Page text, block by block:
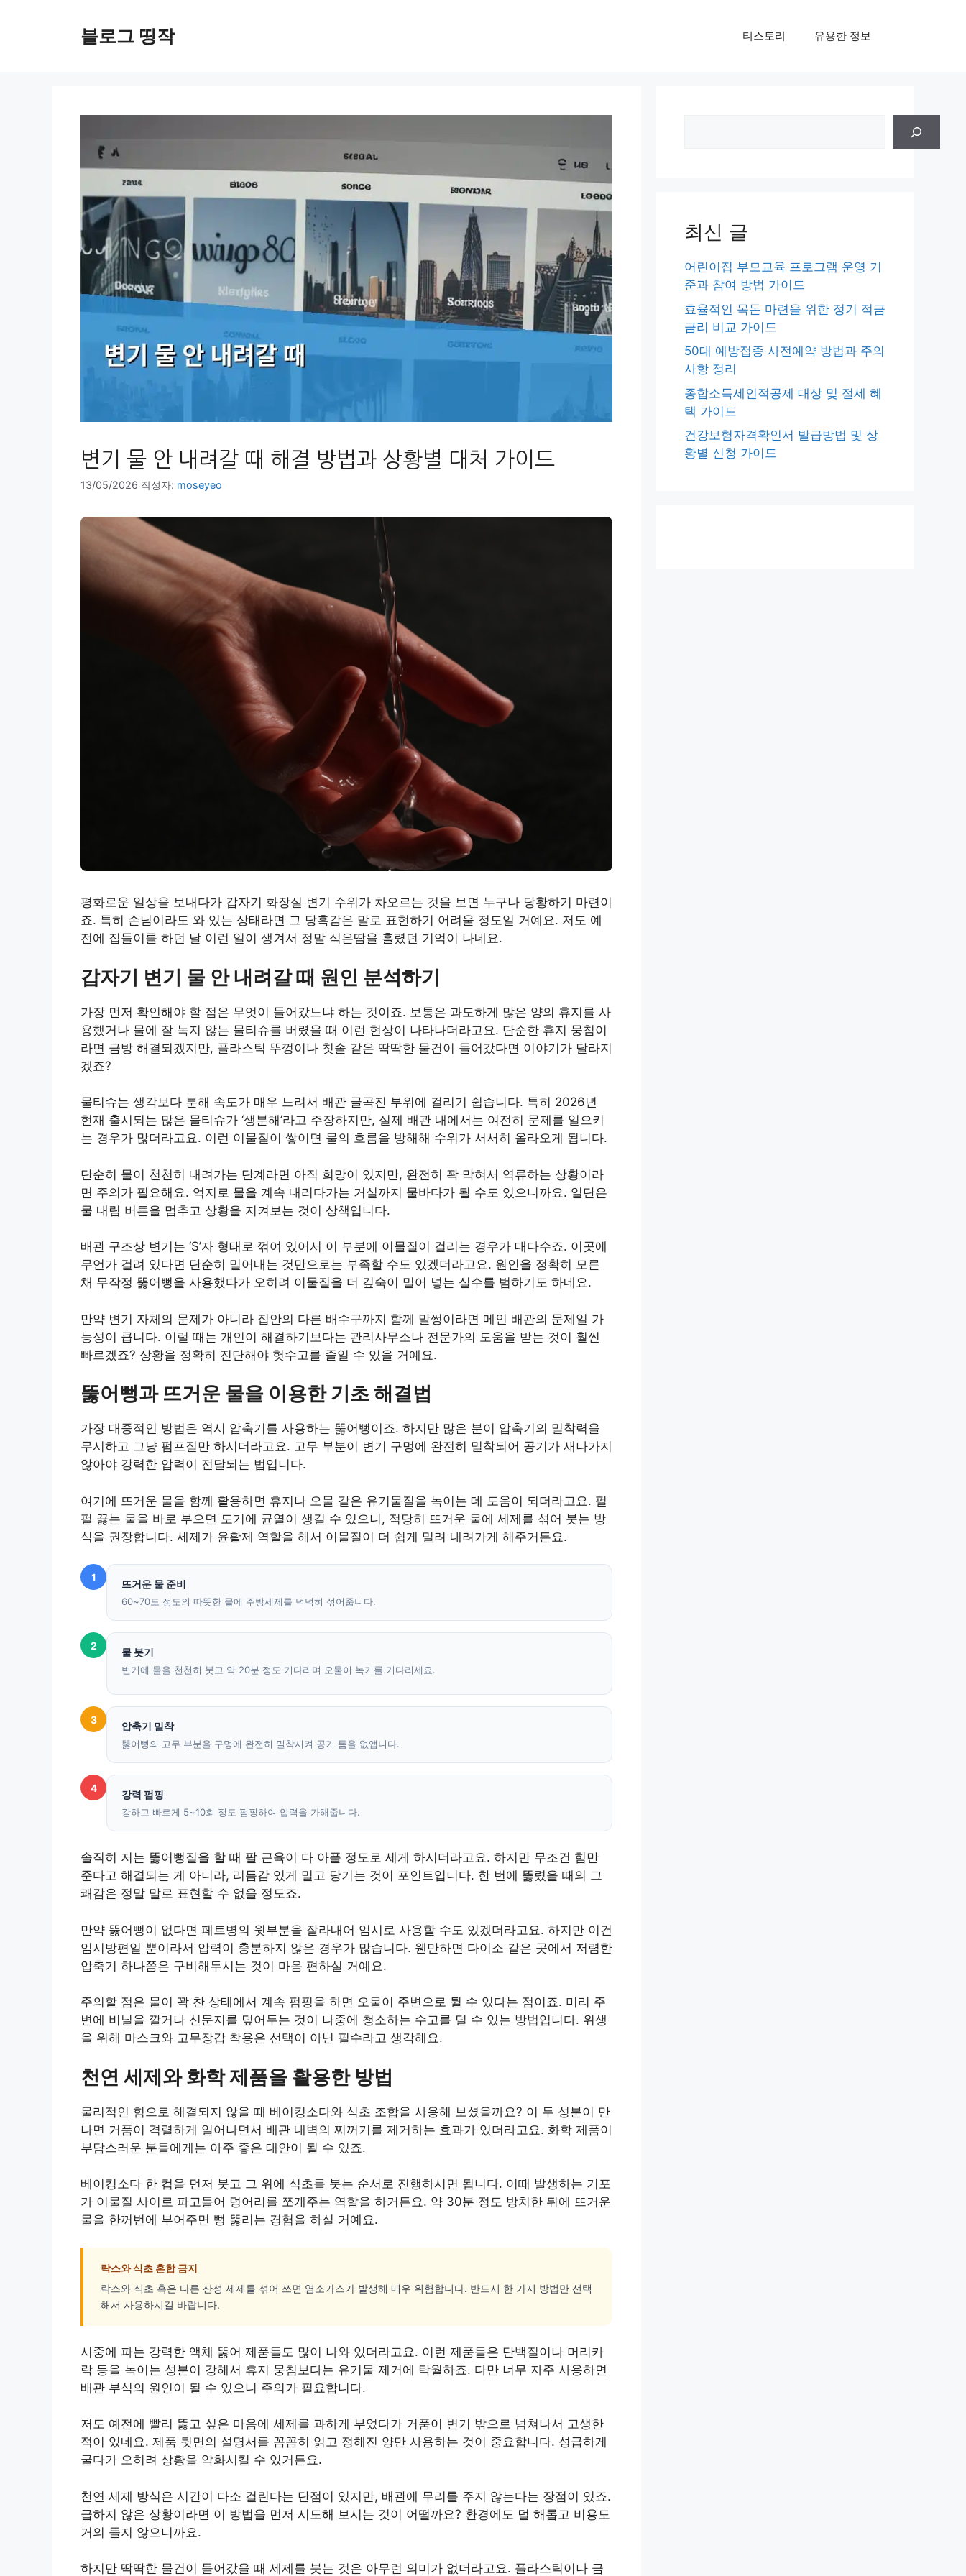
블로그 띵작 티스토리 유용한 정보
변기 물 안 내려갈 때 해결 방법과 상황별 대처 가이드
13/05/2026 작성자: moseyeo
평화로운 일상을 보내다가 갑자기 화장실 변기 수위가 차오르는 것을 보면 누구나 당황하기 마련이
죠. 특히 손님이라도 와 있는 상태라면 그 당혹감은 말로 표현하기 어려울 정도일 거예요. 저도 예
전에 집들이를 하던 날 이런 일이 생겨서 정말 식은땀을 흘렸던 기억이 나네요.
갑자기 변기 물 안 내려갈 때 원인 분석하기
가장 먼저 확인해야 할 점은 무엇이 들어갔느냐 하는 것이죠. 보통은 과도하게 많은 양의 휴지를 사
용했거나 물에 잘 녹지 않는 물티슈를 버렸을 때 이런 현상이 나타나더라고요. 단순한 휴지 뭉침이
라면 금방 해결되겠지만, 플라스틱 뚜껑이나 칫솔 같은 딱딱한 물건이 들어갔다면 이야기가 달라지
겠죠?
물티슈는 생각보다 분해 속도가 매우 느려서 배관 굴곡진 부위에 걸리기 쉽습니다. 특히 2026년
현재 출시되는 많은 물티슈가 ‘생분해’라고 주장하지만, 실제 배관 내에서는 여전히 문제를 일으키
는 경우가 많더라고요. 이런 이물질이 쌓이면 물의 흐름을 방해해 수위가 서서히 올라오게 됩니다.
단순히 물이 천천히 내려가는 단계라면 아직 희망이 있지만, 완전히 꽉 막혀서 역류하는 상황이라
면 주의가 필요해요. 억지로 물을 계속 내리다가는 거실까지 물바다가 될 수도 있으니까요. 일단은
물 내림 버튼을 멈추고 상황을 지켜보는 것이 상책입니다.
배관 구조상 변기는 ‘S’자 형태로 꺾여 있어서 이 부분에 이물질이 걸리는 경우가 대다수죠. 이곳에
무언가 걸려 있다면 단순히 밀어내는 것만으로는 부족할 수도 있겠더라고요. 원인을 정확히 모른
채 무작정 뚫어뻥을 사용했다가 오히려 이물질을 더 깊숙이 밀어 넣는 실수를 범하기도 하네요.
만약 변기 자체의 문제가 아니라 집안의 다른 배수구까지 함께 말썽이라면 메인 배관의 문제일 가
능성이 큽니다. 이럴 때는 개인이 해결하기보다는 관리사무소나 전문가의 도움을 받는 것이 훨씬
빠르겠죠? 상황을 정확히 진단해야 헛수고를 줄일 수 있을 거예요.
뚫어뻥과 뜨거운 물을 이용한 기초 해결법
가장 대중적인 방법은 역시 압축기를 사용하는 뚫어뻥이죠. 하지만 많은 분이 압축기의 밀착력을
무시하고 그냥 펌프질만 하시더라고요. 고무 부분이 변기 구멍에 완전히 밀착되어 공기가 새나가지
않아야 강력한 압력이 전달되는 법입니다.
여기에 뜨거운 물을 함께 활용하면 휴지나 오물 같은 유기물질을 녹이는 데 도움이 되더라고요. 펄
펄 끓는 물을 바로 부으면 도기에 균열이 생길 수 있으니, 적당히 뜨거운 물에 세제를 섞어 붓는 방
식을 권장합니다. 세제가 윤활제 역할을 해서 이물질이 더 쉽게 밀려 내려가게 해주거든요.
1
뜨거운 물 준비
60~70도 정도의 따뜻한 물에 주방세제를 넉넉히 섞어줍니다.
2
물 붓기
변기에 물을 천천히 붓고 약 20분 정도 기다리며 오물이 녹기를 기다리세요.
3
압축기 밀착
뚫어뻥의 고무 부분을 구멍에 완전히 밀착시켜 공기 틈을 없앱니다.
4
강력 펌핑
강하고 빠르게 5~10회 정도 펌핑하여 압력을 가해줍니다.
솔직히 저는 뚫어뻥질을 할 때 팔 근육이 다 아플 정도로 세게 하시더라고요. 하지만 무조건 힘만
준다고 해결되는 게 아니라, 리듬감 있게 밀고 당기는 것이 포인트입니다. 한 번에 뚫렸을 때의 그
쾌감은 정말 말로 표현할 수 없을 정도죠.
만약 뚫어뻥이 없다면 페트병의 윗부분을 잘라내어 임시로 사용할 수도 있겠더라고요. 하지만 이건
임시방편일 뿐이라서 압력이 충분하지 않은 경우가 많습니다. 웬만하면 다이소 같은 곳에서 저렴한
압축기 하나쯤은 구비해두시는 것이 마음 편하실 거예요.
주의할 점은 물이 꽉 찬 상태에서 계속 펌핑을 하면 오물이 주변으로 튈 수 있다는 점이죠. 미리 주
변에 비닐을 깔거나 신문지를 덮어두는 것이 나중에 청소하는 수고를 덜 수 있는 방법입니다. 위생
을 위해 마스크와 고무장갑 착용은 선택이 아닌 필수라고 생각해요.
천연 세제와 화학 제품을 활용한 방법
물리적인 힘으로 해결되지 않을 때 베이킹소다와 식초 조합을 사용해 보셨을까요? 이 두 성분이 만
나면 거품이 격렬하게 일어나면서 배관 내벽의 찌꺼기를 제거하는 효과가 있더라고요. 화학 제품이
부담스러운 분들에게는 아주 좋은 대안이 될 수 있죠.
베이킹소다 한 컵을 먼저 붓고 그 위에 식초를 붓는 순서로 진행하시면 됩니다. 이때 발생하는 기포
가 이물질 사이로 파고들어 덩어리를 쪼개주는 역할을 하거든요. 약 30분 정도 방치한 뒤에 뜨거운
물을 한꺼번에 부어주면 뻥 뚫리는 경험을 하실 거예요.
락스와 식초 혼합 금지
락스와 식초 혹은 다른 산성 세제를 섞어 쓰면 염소가스가 발생해 매우 위험합니다. 반드시 한 가지 방법만 선택
해서 사용하시길 바랍니다.
시중에 파는 강력한 액체 뚫어 제품들도 많이 나와 있더라고요. 이런 제품들은 단백질이나 머리카
락 등을 녹이는 성분이 강해서 휴지 뭉침보다는 유기물 제거에 탁월하죠. 다만 너무 자주 사용하면
배관 부식의 원인이 될 수 있으니 주의가 필요합니다.
저도 예전에 빨리 뚫고 싶은 마음에 세제를 과하게 부었다가 거품이 변기 밖으로 넘쳐나서 고생한
적이 있네요. 제품 뒷면의 설명서를 꼼꼼히 읽고 정해진 양만 사용하는 것이 중요합니다. 성급하게
굴다가 오히려 상황을 악화시킬 수 있거든요.
천연 세제 방식은 시간이 다소 걸린다는 단점이 있지만, 배관에 무리를 주지 않는다는 장점이 있죠.
급하지 않은 상황이라면 이 방법을 먼저 시도해 보시는 것이 어떨까요? 환경에도 덜 해롭고 비용도
거의 들지 않으니까요.
하지만 딱딱한 물건이 들어갔을 때 세제를 붓는 것은 아무런 의미가 없더라고요. 플라스틱이나 금
최신 글
어린이집 부모교육 프로그램 운영 기
준과 참여 방법 가이드
효율적인 목돈 마련을 위한 정기 적금
금리 비교 가이드
50대 예방접종 사전예약 방법과 주의
사항 정리
종합소득세인적공제 대상 및 절세 혜
택 가이드
건강보험자격확인서 발급방법 및 상
황별 신청 가이드